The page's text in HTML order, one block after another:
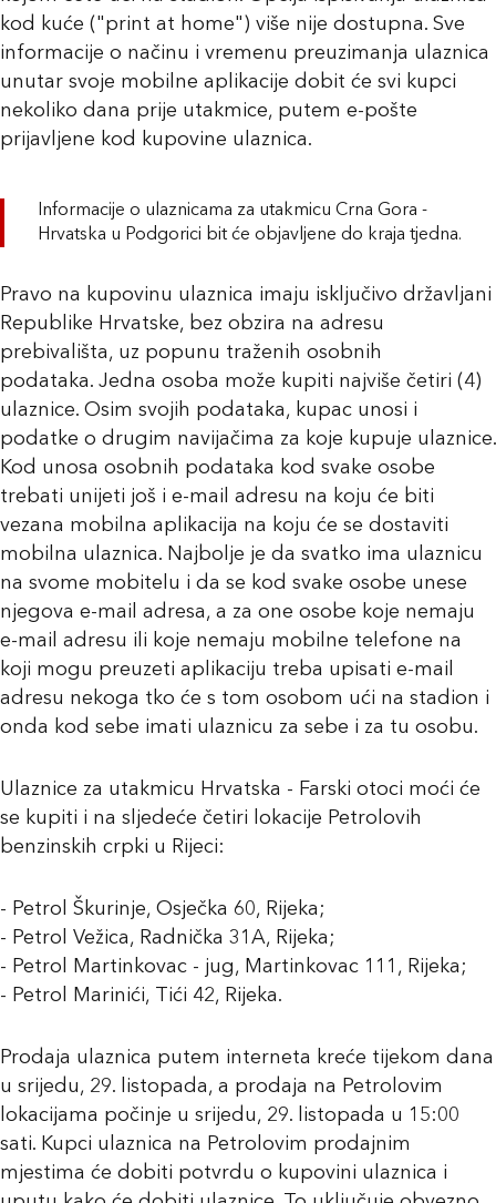
kod kuće ("print at home") više nije dostupna. Sve
informacije o načinu i vremenu preuzimanja ulaznica
unutar svoje mobilne aplikacije dobit će svi kupci
nekoliko dana prije utakmice, putem e-pošte
prijavljene kod kupovine ulaznica.
Informacije o ulaznicama za utakmicu Crna Gora -
Hrvatska u Podgorici bit će objavljene do kraja tjedna.
Pravo na kupovinu ulaznica imaju isključivo državljani
Republike Hrvatske, bez obzira na adresu
prebivališta, uz popunu traženih osobnih
podataka. Jedna osoba može kupiti najviše četiri (4)
ulaznice. Osim svojih podataka, kupac unosi i
podatke o drugim navijačima za koje kupuje ulaznice.
Kod unosa osobnih podataka kod svake osobe
trebati unijeti još i e-mail adresu na koju će biti
vezana mobilna aplikacija na koju će se dostaviti
mobilna ulaznica. Najbolje je da svatko ima ulaznicu
na svome mobitelu i da se kod svake osobe unese
njegova e-mail adresa, a za one osobe koje nemaju
e-mail adresu ili koje nemaju mobilne telefone na
koji mogu preuzeti aplikaciju treba upisati e-mail
adresu nekoga tko će s tom osobom ući na stadion i
onda kod sebe imati ulaznicu za sebe i za tu osobu.
Ulaznice za utakmicu Hrvatska - Farski otoci moći će
se kupiti i na sljedeće četiri lokacije Petrolovih
benzinskih crpki u Rijeci:
- Petrol Škurinje, Osječka 60, Rijeka;
- Petrol Vežica, Radnička 31A, Rijeka;
- Petrol Martinkovac - jug, Martinkovac 111, Rijeka;
- Petrol Marinići, Tići 42, Rijeka.
Prodaja ulaznica putem interneta kreće tijekom dana
u srijedu, 29. listopada, a prodaja na Petrolovim
lokacijama počinje u srijedu, 29. listopada u 15:00
sati. Kupci ulaznica na Petrolovim prodajnim
mjestima će dobiti potvrdu o kupovini ulaznica i